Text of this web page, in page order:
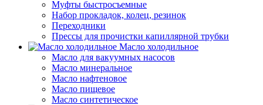
Муфты быстросъемные
Набор прокладок, колец, резинок
Переходники
Прессы для прочистки капиллярной трубки
Масло холодильное
Масло для вакуумных насосов
Масло минеральное
Масло нафтеновое
Масло пищевое
Масло синтетическое